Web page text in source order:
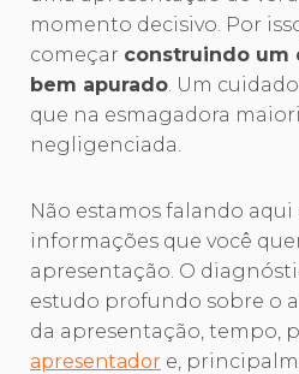
momento decisivo. Por
começar construindo um
bem apurado. Um
que na esmagadora
negligenciada.
Não estamos falando aqui
informações que você
apresentação. O
estudo profundo sobre o
da apresentação, tempo,
apresentador e,